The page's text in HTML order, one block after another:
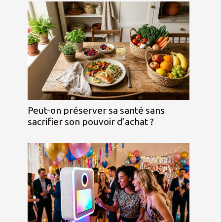
Peut-on préserver sa santé sans
sacrifier son pouvoir d’achat ?